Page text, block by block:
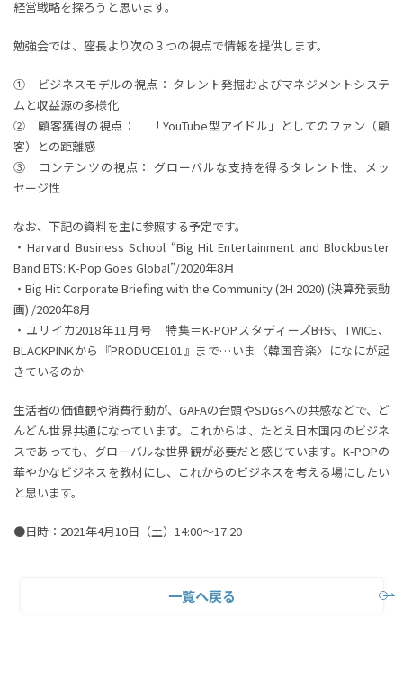
経営戦略を探ろうと思います。
勉強会では、座長より次の３つの視点で情報を提供します。
① ビジネスモデルの視点： タレント発掘およびマネジメントシステ
ムと収益源の多様化
② 顧客獲得の視点： 「YouTube型アイドル」としてのファン（顧
客）との距離感
③ コンテンツの視点： グローバルな支持を得るタレント性、メッ
セージ性
なお、下記の資料を主に参照する予定です。
・Harvard Business School “Big Hit Entertainment and Blockbuster
Band BTS: K-Pop Goes Global”/2020年8月
・Big Hit Corporate Briefing with the Community (2H 2020) (決算発表動
画) /2020年8月
・ユリイカ2018年11月号 特集＝K-POPスタディーズ――BTS、TWICE、
BLACKPINKから『PRODUCE101』まで…いま〈韓国音楽〉になにが起
きているのか
生活者の価値観や消費行動が、GAFAの台頭やSDGsへの共感などで、ど
んどん世界共通になっています。これからは、たとえ日本国内のビジネ
スであっても、グローバルな世界観が必要だと感じています。K-POPの
華やかなビジネスを教材にし、これからのビジネスを考える場にしたい
と思います。
●日時：2021年4月10日（土）14:00～17:20
一覧へ戻る